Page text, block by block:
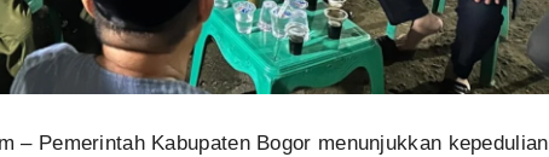
– Pemerintah Kabupaten Bogor menunjukkan kepedulian